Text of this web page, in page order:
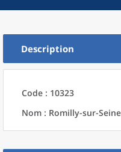
Description
Code : 10323
Nom : Romilly-sur-Seine